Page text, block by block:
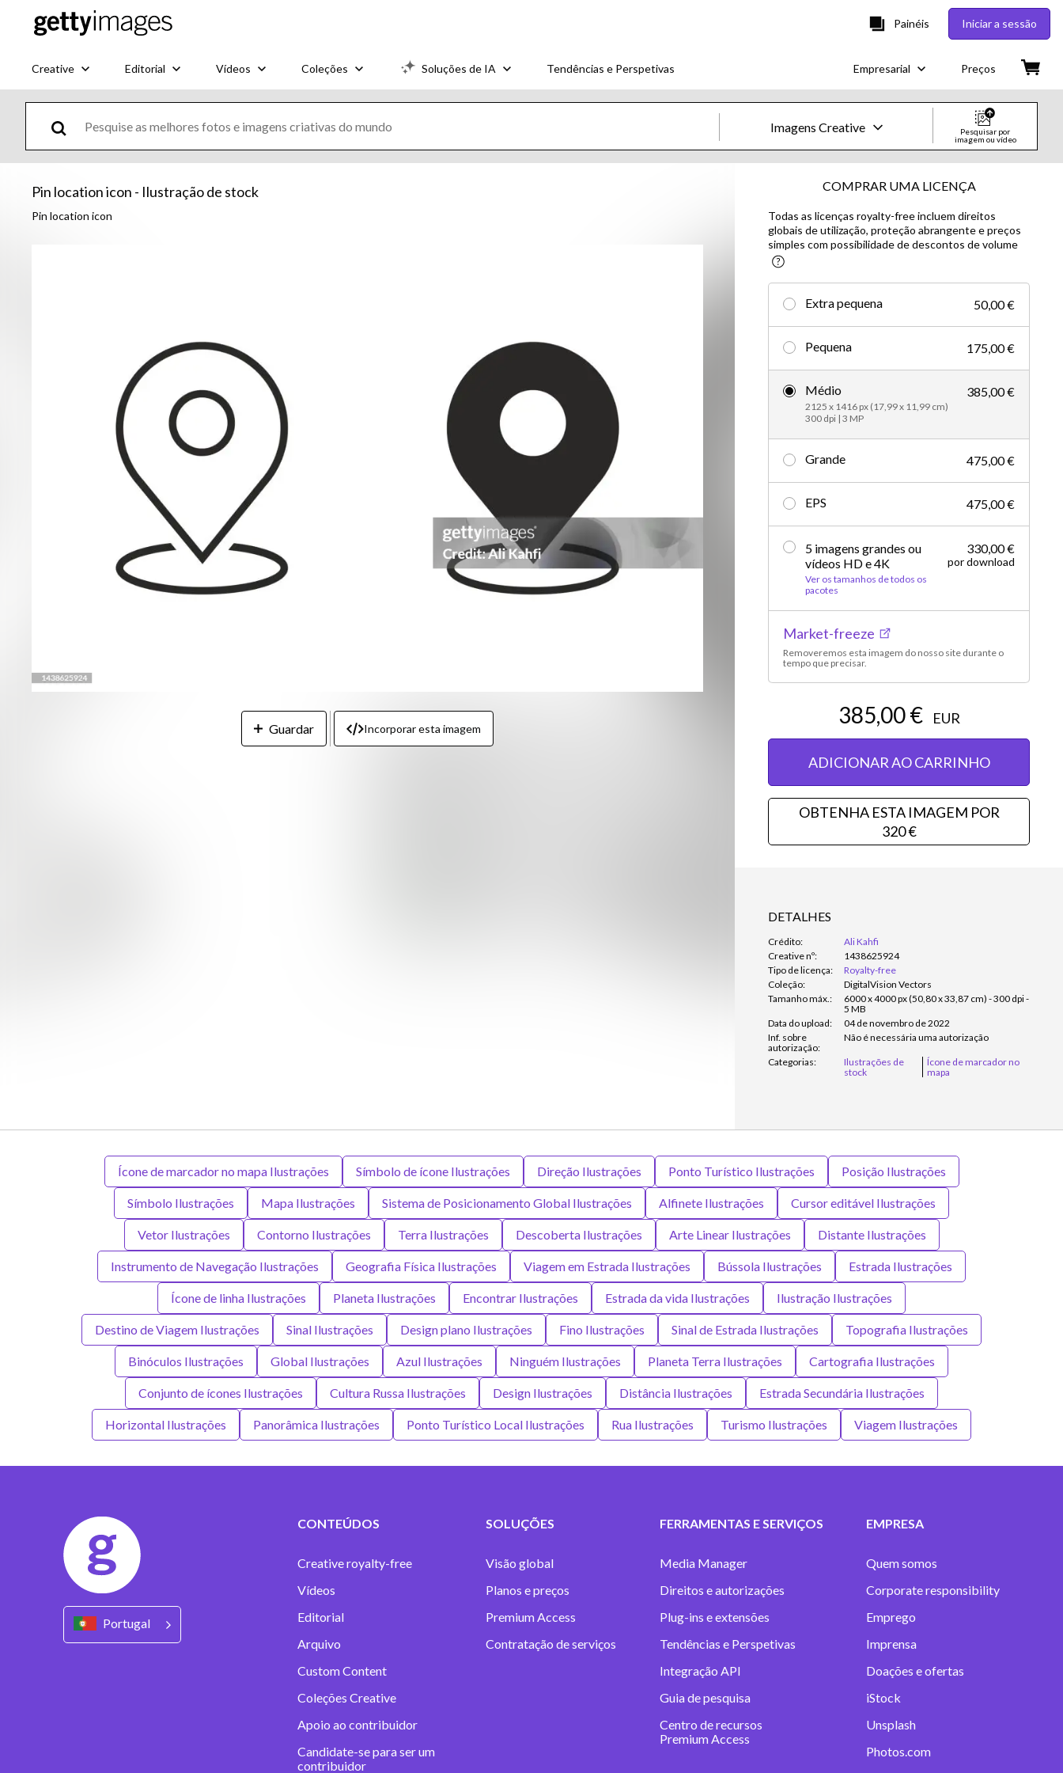
Painéis Iniciar a sessão
Creative Editorial Vídeos Coleções Soluções de IA Tendências e Perspetivas Empresarial Preços
Imagens Creative
Imagens
Creative
Creative
Editorial
Pesquisar por
imagem ou vídeo
Pin location icon - Ilustração de stock
Pin location icon
Guardar Incorporar esta imagem
COMPRAR UMA LICENÇA
Todas as licenças royalty-free incluem direitos
globais de utilização, proteção abrangente e preços
simples com possibilidade de descontos de volume
Extra pequena 50,00 €
Pequena 175,00 €
Médio
2125 x 1416 px (17,99 x 11,99 cm)
300 dpi | 3 MP
385,00 €
Grande 475,00 €
EPS 475,00 €
5 imagens grandes ou
vídeos HD e 4K
Ver os tamanhos de todos os
pacotes
330,00 €
por download
Market-freeze
Removeremos esta imagem do nosso site durante o
tempo que precisar.
385,00 € EUR
ADICIONAR AO CARRINHO
OBTENHA ESTA IMAGEM POR
320 €
DETALHES
Crédito:
Ali Kahfi
Creative nº:
1438625924
Tipo de licença:
Royalty-free
Coleção:
DigitalVision Vectors
Tamanho máx.:
6000 x 4000 px (50,80 x 33,87 cm) - 300 dpi -
5 MB
Data do upload:
04 de novembro de 2022
Inf. sobre
autorização:
Não é necessária uma autorização
Categorias:
Ilustrações de
stock
Ícone de marcador no
mapa
Ícone de marcador no mapa Ilustrações Símbolo de ícone Ilustrações Direção Ilustrações Ponto Turístico Ilustrações Posição Ilustrações
Símbolo Ilustrações Mapa Ilustrações Sistema de Posicionamento Global Ilustrações Alfinete Ilustrações Cursor editável Ilustrações
Vetor Ilustrações Contorno Ilustrações Terra Ilustrações Descoberta Ilustrações Arte Linear Ilustrações Distante Ilustrações
Instrumento de Navegação Ilustrações Geografia Física Ilustrações Viagem em Estrada Ilustrações Bússola Ilustrações Estrada Ilustrações
Ícone de linha Ilustrações Planeta Ilustrações Encontrar Ilustrações Estrada da vida Ilustrações Ilustração Ilustrações
Destino de Viagem Ilustrações Sinal Ilustrações Design plano Ilustrações Fino Ilustrações Sinal de Estrada Ilustrações Topografia Ilustrações
Binóculos Ilustrações Global Ilustrações Azul Ilustrações Ninguém Ilustrações Planeta Terra Ilustrações Cartografia Ilustrações
Conjunto de ícones Ilustrações Cultura Russa Ilustrações Design Ilustrações Distância Ilustrações Estrada Secundária Ilustrações
Horizontal Ilustrações Panorâmica Ilustrações Ponto Turístico Local Ilustrações Rua Ilustrações Turismo Ilustrações Viagem Ilustrações
Portugal
CONTEÚDOS
Creative royalty-free
Vídeos
Editorial
Arquivo
Custom Content
Coleções Creative
Apoio ao contribuidor
Candidate-se para ser um
contribuidor
SOLUÇÕES
Visão global
Planos e preços
Premium Access
Contratação de serviços
FERRAMENTAS E SERVIÇOS
Media Manager
Direitos e autorizações
Plug-ins e extensões
Tendências e Perspetivas
Integração API
Guia de pesquisa
Centro de recursos
Premium Access
EMPRESA
Quem somos
Corporate responsibility
Emprego
Imprensa
Doações e ofertas
iStock
Unsplash
Photos.com